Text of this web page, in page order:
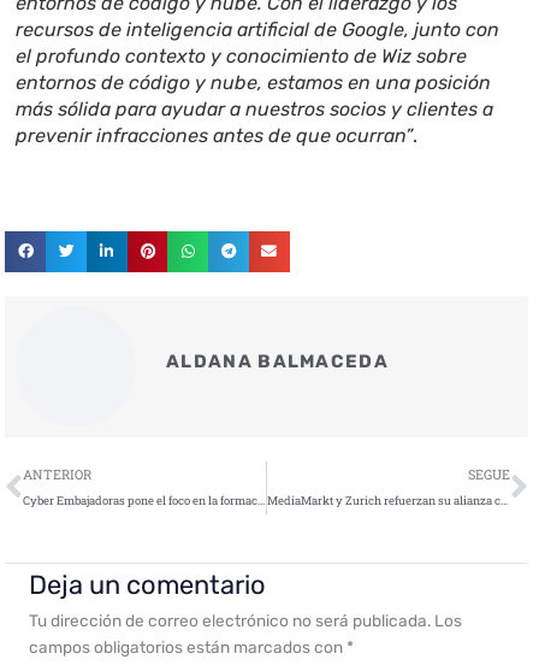
recursos de inteligencia artificial de Google, junto con
el profundo contexto y conocimiento de Wiz sobre
entornos de código y nube, estamos en una posición
más sólida para ayudar a nuestros socios y clientes a
prevenir infracciones antes de que ocurran”.
ALDANA BALMACEDA
Ant
ANTERIOR
Cyber Embajadoras pone el foco en la formación para impulsar el talento femenino en ciberseguridad
SEGUE
MediaMarkt y Zurich refuerzan su alianza con el seguro de ciberprotección para particulares
Deja un comentario
Tu dirección de correo electrónico no será publicada. Los
campos obligatorios están marcados con *